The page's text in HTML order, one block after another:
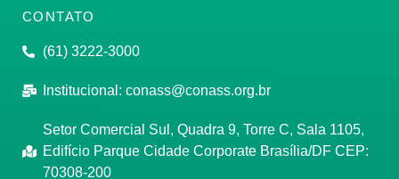
CONTATO
(61) 3222-3000
Institucional: conass@conass.org.br
Setor Comercial Sul, Quadra 9, Torre C, Sala 1105,
Edifício Parque Cidade Corporate Brasília/DF CEP:
70308-200